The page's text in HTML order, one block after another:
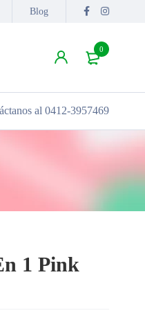
Blog
0
al 0412-3957469
1 Pink